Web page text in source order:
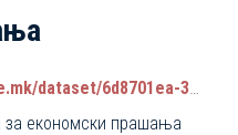
88a0ae65-27fb-4985-9425-3d0367185b36/download/komisiski_sednici.json
за економски прашања